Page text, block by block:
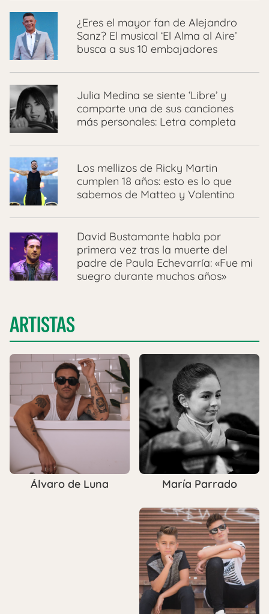
¿Eres el mayor fan de Alejandro
Sanz? El musical ‘El Alma al Aire’
busca a sus 10 embajadores
Julia Medina se siente ‘Libre’ y
comparte una de sus canciones
más personales: Letra completa
Los mellizos de Ricky Martin
cumplen 18 años: esto es lo que
sabemos de Matteo y Valentino
David Bustamante habla por
primera vez tras la muerte del
padre de Paula Echevarría: «Fue mi
suegro durante muchos años»
ARTISTAS
Álvaro de Luna María Parrado